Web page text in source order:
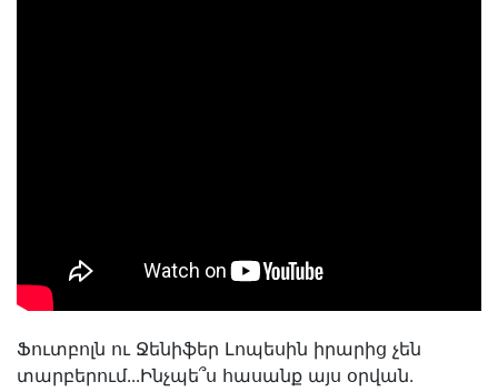
Ֆուտբոլն ու Ջենիֆեր Լոպեսին իրարից չեն
տարբերում․․․Ինչպե՞ս հասանք այս օրվան.